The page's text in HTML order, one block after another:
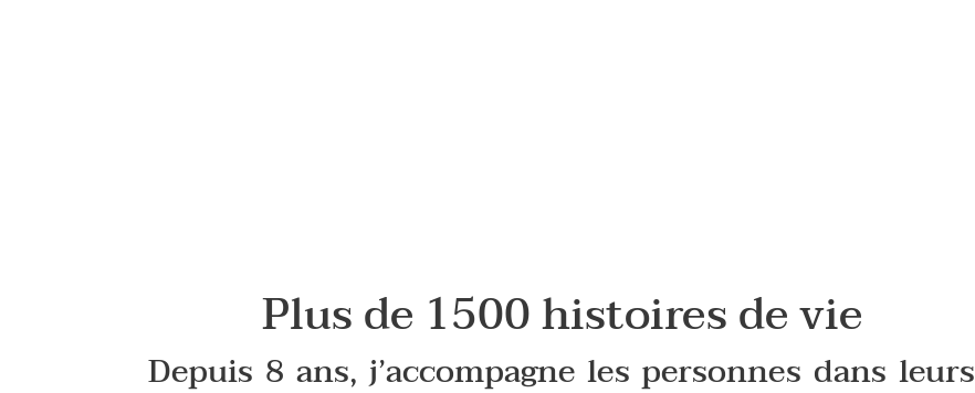
Plus de 1500 histoires de vie
Depuis 8 ans, j’accompagne les personnes dans leurs